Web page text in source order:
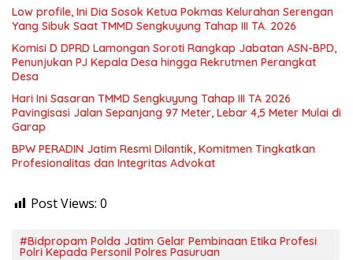
Low profile, Ini Dia Sosok Ketua Pokmas Kelurahan Serengan
Yang Sibuk Saat TMMD Sengkuyung Tahap III TA. 2026
Komisi D DPRD Lamongan Soroti Rangkap Jabatan ASN-BPD,
Penunjukan PJ Kepala Desa hingga Rekrutmen Perangkat
Desa
Hari Ini Sasaran TMMD Sengkuyung Tahap III TA 2026
Pavingisasi Jalan Sepanjang 97 Meter, Lebar 4,5 Meter Mulai di
Garap
BPW PERADIN Jatim Resmi Dilantik, Komitmen Tingkatkan
Profesionalitas dan Integritas Advokat
Post Views: 0
#Bidpropam Polda Jatim Gelar Pembinaan Etika Profesi
Polri Kepada Personil Polres Pasuruan